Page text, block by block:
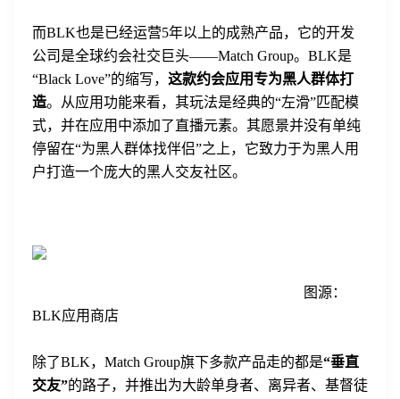
而BLK也是已经运营5年以上的成熟产品，它的开发
公司是全球约会社交巨头——Match Group。BLK是
“Black Love”的缩写， 这款约会应用专为黑人群体打
造。从应用功能来看，其玩法是经典的“左滑”匹配模
式，并在应用中添加了直播元素。其愿景并没有单纯
停留在“为黑人群体找伴侣”之上，它致力于为黑人用
户打造一个庞大的黑人交友社区。
图源：
BLK应用商店
除了BLK，Match Group旗下多款产品走的都是“垂直
交友”的路子，并推出为大龄单身者、离异者、基督徒